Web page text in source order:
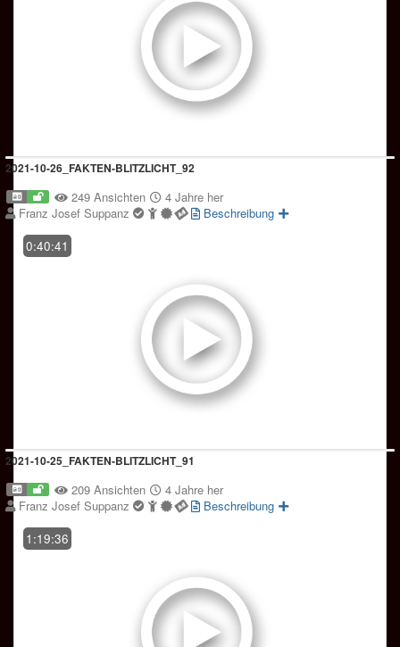
2021-10-26_FAKTEN-BLITZLICHT_92
249 Ansichten
4 Jahre her
Franz Josef Suppanz
Beschreibung
0:40:41
2021-10-25_FAKTEN-BLITZLICHT_91
209 Ansichten
4 Jahre her
Franz Josef Suppanz
Beschreibung
1:19:36